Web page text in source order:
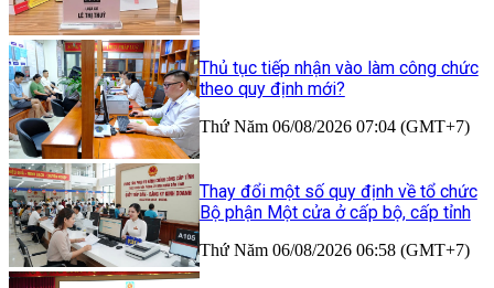
Thủ tục tiếp nhận vào làm công chức
theo quy định mới?
Thứ Năm 06/08/2026 07:04 (GMT+7)
Thay đổi một số quy định về tổ chức
Bộ phận Một cửa ở cấp bộ, cấp tỉnh
Thứ Năm 06/08/2026 06:58 (GMT+7)